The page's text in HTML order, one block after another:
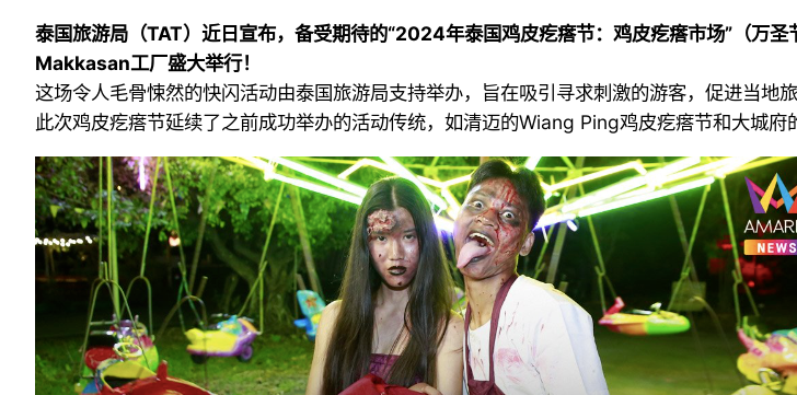
泰国旅游局（TAT）近日宣布，备受期待的“2024年泰国鸡皮疙瘩节：鸡皮疙瘩市场”（万
Makkasan工厂盛大举行！
这场令人毛骨悚然的快闪活动由泰国旅游局支持举办，旨在吸引寻求刺激的游客，促进当地
此次鸡皮疙瘩节延续了之前成功举办的活动传统，如清迈的Wiang Ping鸡皮疙瘩节和大城